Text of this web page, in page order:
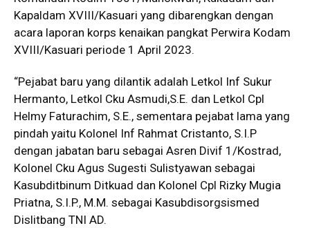
Kapaldam XVIII/Kasuari yang dibarengkan dengan
acara laporan korps kenaikan pangkat Perwira Kodam
XVIII/Kasuari periode 1 April 2023.
“Pejabat baru yang dilantik adalah Letkol Inf Sukur
Hermanto, Letkol Cku Asmudi,S.E. dan Letkol Cpl
Helmy Faturachim, S.E., sementara pejabat lama yang
pindah yaitu Kolonel Inf Rahmat Cristanto, S.I.P
dengan jabatan baru sebagai Asren Divif 1/Kostrad,
Kolonel Cku Agus Sugesti Sulistyawan sebagai
Kasubditbinum Ditkuad dan Kolonel Cpl Rizky Mugia
Priatna, S.I.P., M.M. sebagai Kasubdisorgsismed
Dislitbang TNI AD.